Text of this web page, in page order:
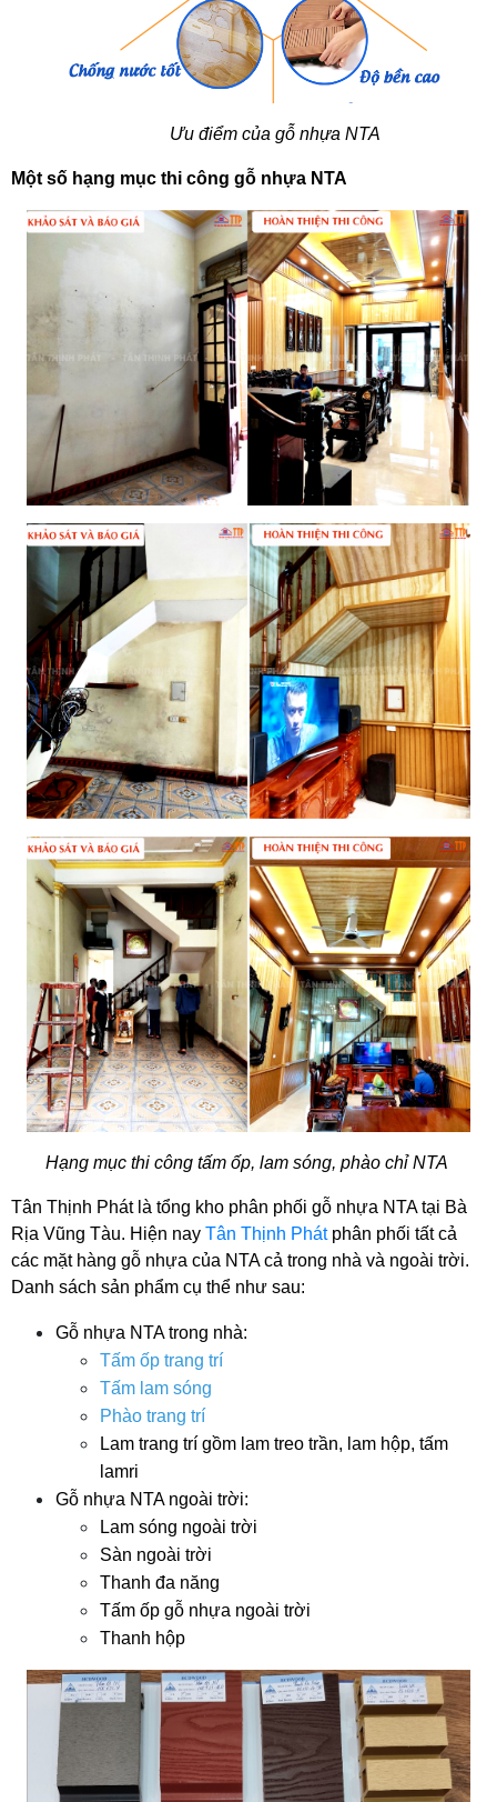
Ưu điểm của gỗ nhựa NTA
Một số hạng mục thi công gỗ nhựa NTA
Hạng mục thi công tấm ốp, lam sóng, phào chỉ NTA
Tân Thịnh Phát là tổng kho phân phối gỗ nhựa NTA tại Bà
Rịa Vũng Tàu. Hiện nay Tân Thịnh Phát phân phối tất cả
các mặt hàng gỗ nhựa của NTA cả trong nhà và ngoài trời.
Danh sách sản phẩm cụ thể như sau:
Gỗ nhựa NTA trong nhà:
Tấm ốp trang trí
Tấm lam sóng
Phào trang trí
Lam trang trí gồm lam treo trần, lam hộp, tấm
lamri
Gỗ nhựa NTA ngoài trời:
Lam sóng ngoài trời
Sàn ngoài trời
Thanh đa năng
Tấm ốp gỗ nhựa ngoài trời
Thanh hộp